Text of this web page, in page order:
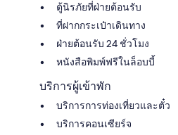
ตู้นิรภัยที่ฝ่ายต้อนรับ
ที่ฝากกระเป๋าเดินทาง
ฝ่ายต้อนรับ 24 ชั่วโมง
หนังสือพิมพ์ฟรีในล็อบบี้
บริการผู้เข้าพัก
บริการการท่องเที่ยวและตั๋ว
บริการคอนเซียร์จ